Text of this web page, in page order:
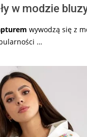
w modzie
wywodzą się z
…